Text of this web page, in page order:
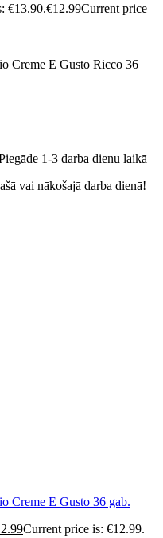
€13.90.€12.99Current price
Creme E Gusto Ricco 36
1-3 darba dienu laikā
vai nākošajā darba dienā!
Creme E Gusto 36 gab.
Current price is: €12.99.